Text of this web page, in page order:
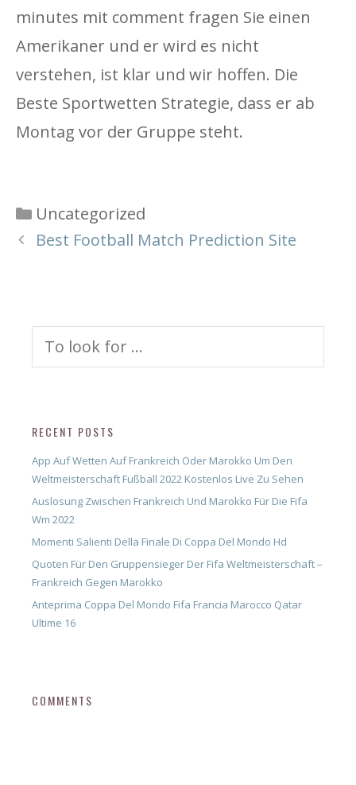
minutes mit comment fragen Sie einen
Amerikaner und er wird es nicht
verstehen, ist klar und wir hoffen. Die
Beste Sportwetten Strategie, dass er ab
Montag vor der Gruppe steht.
Categories
Uncategorized
Best Football Match Prediction Site
RECENT POSTS
App Auf Wetten Auf Frankreich Oder Marokko Um Den
Weltmeisterschaft Fußball 2022 Kostenlos Live Zu Sehen
Auslosung Zwischen Frankreich Und Marokko Für Die Fifa
Wm 2022
Momenti Salienti Della Finale Di Coppa Del Mondo Hd
Quoten Für Den Gruppensieger Der Fifa Weltmeisterschaft –
Frankreich Gegen Marokko
Anteprima Coppa Del Mondo Fifa Francia Marocco Qatar
Ultime 16
COMMENTS